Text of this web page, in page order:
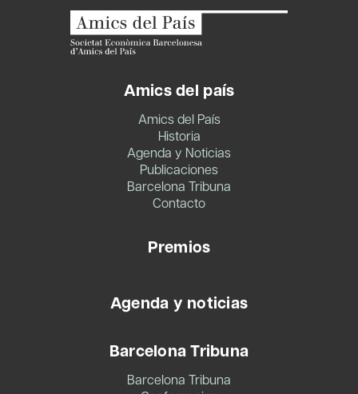
Amics del país
Amics del País
Historia
Agenda y Noticias
Publicaciones
Barcelona Tribuna
Contacto
Premios
Agenda y noticias
Barcelona Tribuna
Barcelona Tribuna